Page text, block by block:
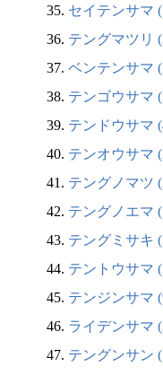
35. セイテンサマ
36. テングマツリ
37. ベンテンサマ
38. テンゴウサマ
39. テンドウサマ
40. テンオウサマ
41. テングノマツ
42. テングノエマ
43. テングミサキ
44. テントウサマ
45. テンジンサマ
46. ライデンサマ
47. テングンサン